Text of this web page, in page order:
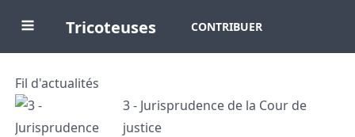
Tricoteuses CONTRIBUER
Fil d'actualités
3 - Jurisprudence de la Cour de
justice